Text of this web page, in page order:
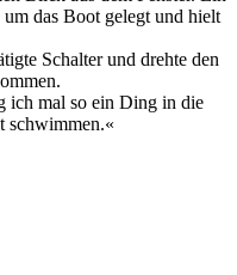
das Boot gelegt und hielt
Schalter und drehte den
ich mal so ein Ding in die
schwimmen.«